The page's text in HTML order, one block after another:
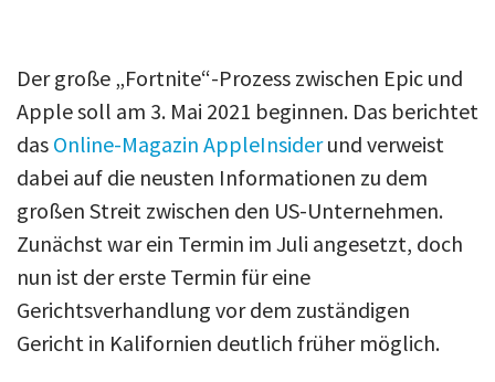
Der große „Fortnite“-Prozess zwischen Epic und
Apple soll am 3. Mai 2021 beginnen. Das berichtet
das Online-Magazin AppleInsiderund verweist
dabei auf die neusten Informationen zu dem
großen Streit zwischen den US-Unternehmen.
Zunächst war ein Termin im Juli angesetzt, doch
nun ist der erste Termin für eine
Gerichtsverhandlung vor dem zuständigen
Gericht in Kalifornien deutlich früher möglich.